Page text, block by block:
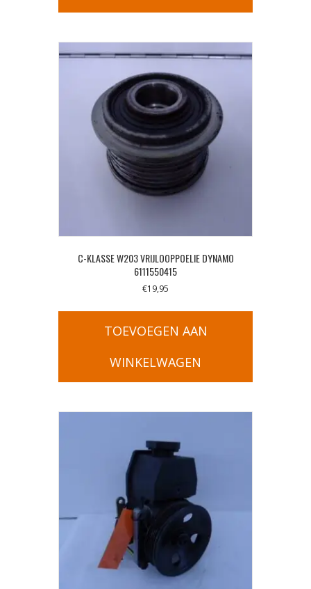
C-KLASSE W203 VRIJLOOPPOELIE DYNAMO
6111550415
€19,95
TOEVOEGEN AAN
WINKELWAGEN